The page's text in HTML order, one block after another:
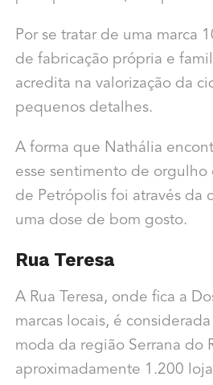
Por se tratar de uma marca
de fabricação própria e
acredita na valorização da
pequenos detalhes.
A forma que Nathália
esse sentimento de
de Petrópolis foi através da
uma dose de bom gosto.
Rua Teresa
A Rua Teresa, onde fica a
marcas locais, é
moda da região Serrana do
aproximadamente 1.200